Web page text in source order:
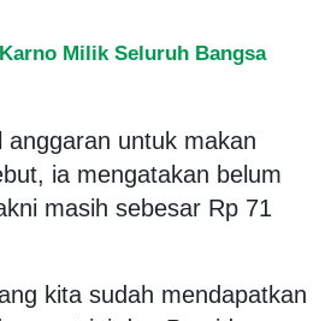
Milik Seluruh Bangsa
anggaran untuk makan
ia mengatakan belum
masih sebesar Rp 71
kita sudah mendapatkan